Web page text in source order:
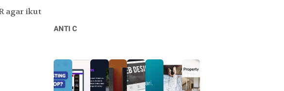
agar ikut
ANTI C